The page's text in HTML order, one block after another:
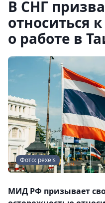
В СНГ
относиться
о работе в
Фото: pexels
МИД РФ призывает